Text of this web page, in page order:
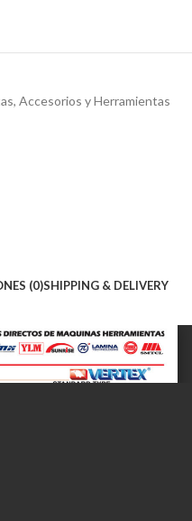
, Accesorios y Herramientas
(0)SHIPPING & DELIVERY